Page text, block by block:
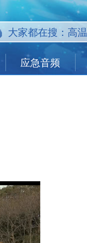
应急音频